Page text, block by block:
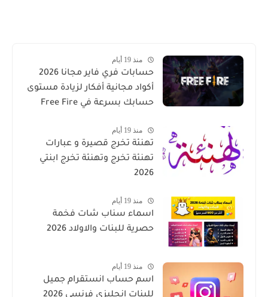
منذ 19 أيام
حسابات فري فاير مجانا 2026
أكواد مجانية أفكار لزيادة مستوى
حسابك بسرعة في Free Fire
منذ 19 أيام
تهنئة تخرج قصيرة و عبارات
تهنئة تخرج وتهنئة تخرج ابنتي
2026
منذ 19 أيام
اسماء سناب شات فخمة
حصرية للبنات والاولاد 2026
منذ 19 أيام
اسم حساب انستقرام جميل